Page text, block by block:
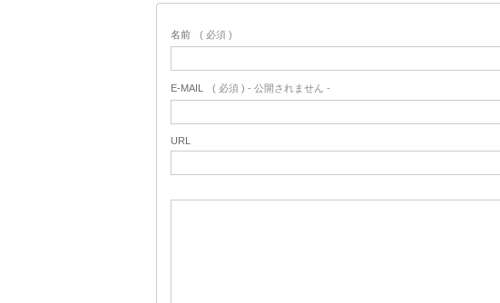
名前 ( 必須 )
E-MAIL ( 必須 ) - 公開されません -
URL